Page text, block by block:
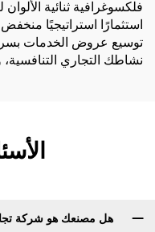
فلكسوغرافية ثنائية
استثمارًا استراتيجيًا
توسيع عروض الخدمات
نشاطك التجاري
هل مصنعك هو شركة